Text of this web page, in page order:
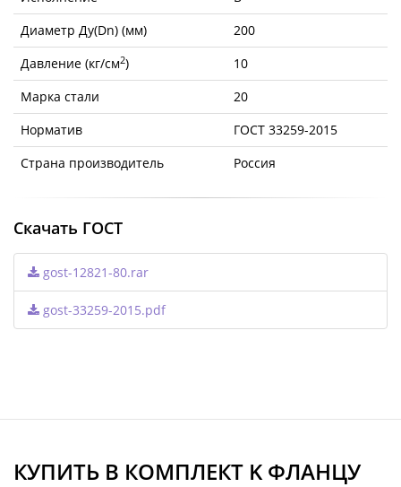
Диаметр Ду(Dn) (мм)
200
Давление (кг/см2)
10
Марка стали
20
Норматив
ГОСТ 33259-2015
Страна производитель
Россия
Скачать ГОСТ
gost-12821-80.rar
gost-33259-2015.pdf
КУПИТЬ В КОМПЛЕКТ K ФЛАНЦУ